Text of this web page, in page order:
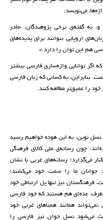
می‌نویسد:
به گفته‌ی برخی پژوهندگان، ‹مادر
اروپایی بتوانند برای پدیده‌های
هم این توان را دارد.»
اگر توانایی واژه‌سازی فارسی بیشتر
بنابراین، به کسانی که زبان فارسی
را عمیق‌تر مطالعه کنند.
نوین، به این هوده خواهیم رسید
چون رسانه‌ی ملی کالای فرهنگی
می‌گذارد؛ رسانه‌های غربی با نشان
جوانان ما را سمت خود می‌کشند؛
فرهنگستان نیز تنها پل ارتباطی خود
عده‌ای هم هستند که خودِ فارسی
همانند همتاهای غربی خود
می‌شود نسل جوان نیز فارسی را